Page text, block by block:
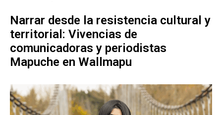
Narrar desde la resistencia cultural y
territorial: Vivencias de
comunicadoras y periodistas
Mapuche en Wallmapu